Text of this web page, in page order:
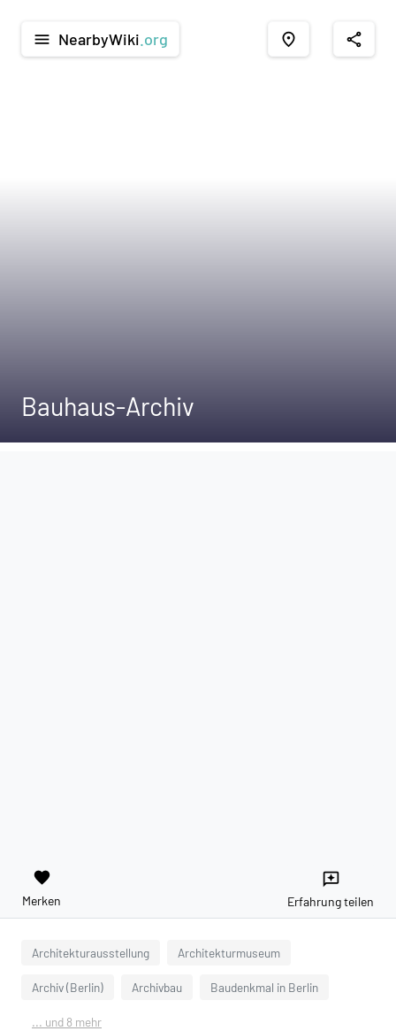
menu NearbyWiki .org place share
Bauhaus-Archiv
favorite
Merken
reviews
Erfahrung teilen
Architekturausstellung Architekturmuseum
Archiv (Berlin) Archivbau Baudenkmal in Berlin
... und 8 mehr